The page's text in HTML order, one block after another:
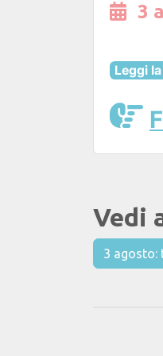
3
Leggi
Vedi
3 agosto: